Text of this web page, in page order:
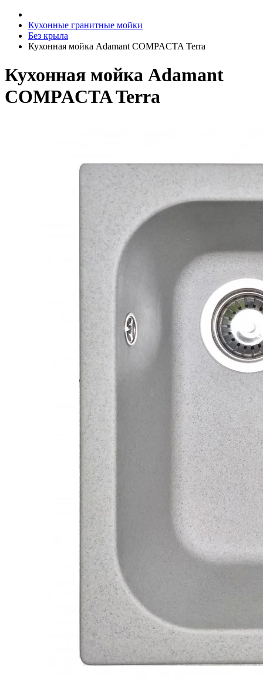
Кухонные гранитные мойки
Без крыла
Кухонная мойка Adamant COMPACTA Terra
Кухонная мойка Adamant
COMPACTA Terra